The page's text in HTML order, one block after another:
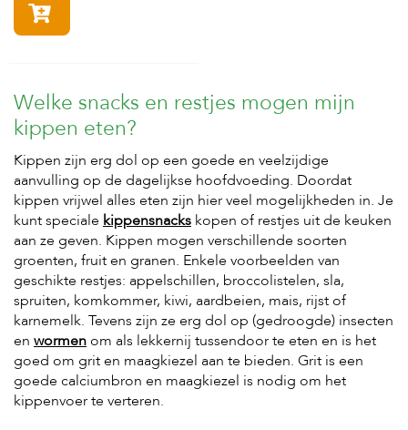
Welke snacks en restjes mogen mijn
kippen eten?
Kippen zijn erg dol op een goede en veelzijdige
aanvulling op de dagelijkse hoofdvoeding. Doordat
kippen vrijwel alles eten zijn hier veel mogelijkheden in. Je
kunt speciale kippensnacks kopen of restjes uit de keuken
aan ze geven. Kippen mogen verschillende soorten
groenten, fruit en granen. Enkele voorbeelden van
geschikte restjes: appelschillen, broccolistelen, sla,
spruiten, komkommer, kiwi, aardbeien, mais, rijst of
karnemelk. Tevens zijn ze erg dol op (gedroogde) insecten
en wormenom als lekkernij tussendoor te eten en is het
goed om grit en maagkiezel aan te bieden. Grit is een
goede calciumbron en maagkiezel is nodig om het
kippenvoer te verteren.